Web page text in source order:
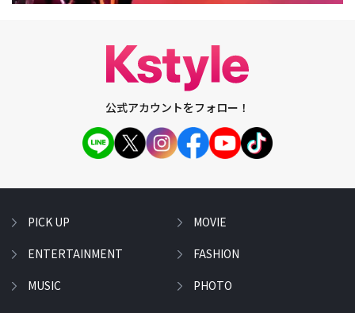
公式アカウントをフォロー！
PICK UP
ENTERTAINMENT
MUSIC
MOVIE
FASHION
PHOTO